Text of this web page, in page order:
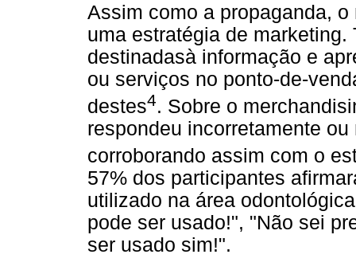
Assim como a propaganda,
uma estratégia de
destinadasà informação e
ou serviços no ponto-de-
destes4. Sobre o
respondeu incorretamente
corroborando assim com o
57% dos participantes
utilizado na área
pode ser usado!", "Não sei
ser usado sim!".